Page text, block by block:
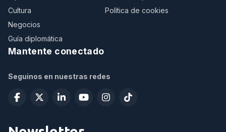
Cultura
Negocios
Guía diplomática
Política de cookies
Mantente conectado
Seguinos en nuestras redes